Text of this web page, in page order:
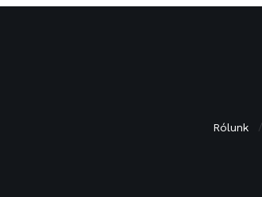
Rólunk